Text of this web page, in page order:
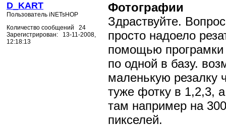
D_KART
Пользователь iNETsHOP
Количество сообщений 24
Зарегистрирован: 13-11-2008,
12:18:13
Фотографии
Здраствуйте.
просто надоело
помощью програмки
по одной в базу.
маленькую резалку
туже фотку в 1,2,3,
там например на
пикселей.